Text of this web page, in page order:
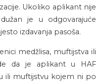
Ukoliko aplikant nije
je u odgovarajuće
izdavanja pasoša.
medžlisa, muftijstva ili
da je aplikant u HAF
ili muftijstvu kojem ni po